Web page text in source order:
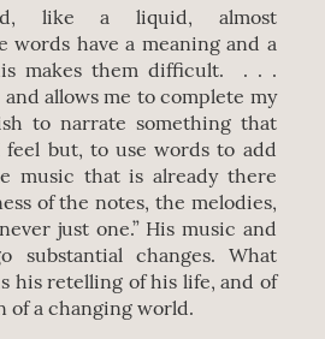
like a liquid, almost
words have a meaning and a
makes them difficult. . . .
allows me to complete my
to narrate something that
but, to use words to add
music that is already there
of the notes, the melodies,
just one.” His music and
substantial changes. What
his retelling of his life, and of
of a changing world.